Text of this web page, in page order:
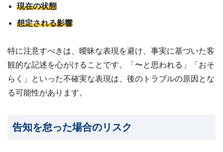
現在の状態
想定される影響
特に注意すべきは、曖昧な表現を避け、事実に基づいた客
観的な記述を心がけることです。「〜と思われる」「おそ
らく」といった不確実な表現は、後のトラブルの原因とな
る可能性があります。
告知を怠った場合のリスク